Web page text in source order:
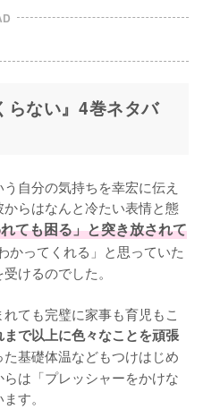
らない』4巻ネタバ
自分の気持ちを幸宏に伝え
らはなんと冷たい表情と態
ても困る」と突き放されて
かってくれる」と思っていた
けるのでした。
ても完璧に家事も育児もこ
まで以上に色々なことを頑張
基礎体温などもつけはじめ
は「プレッシャーをかけな
す。